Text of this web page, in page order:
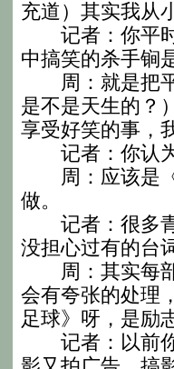
充道）其实我从
记者：你平时
中搞笑的杀手锏
周：就是把平
是不是天生的？
享受好笑的事，
记者：你认为
周：应该是《
做。
记者：很多青
没担心过有的台
周：其实每部
会有夸张的处理
足球》呀，是励
记者：以前你